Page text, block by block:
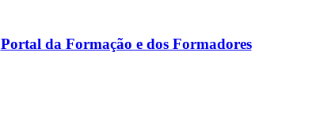
Portal da Formação e dos Formadores